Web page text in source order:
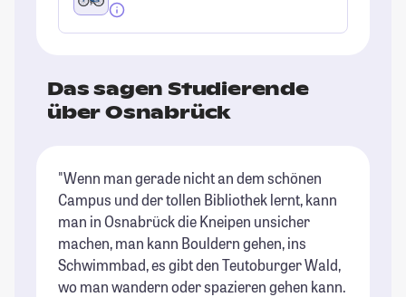
Das sagen Studierende
über Osnabrück
"Wenn man gerade nicht an dem schönen
Campus und der tollen Bibliothek lernt, kann
man in Osnabrück die Kneipen unsicher
machen, man kann Bouldern gehen, ins
Schwimmbad, es gibt den Teutoburger Wald,
wo man wandern oder spazieren gehen kann.